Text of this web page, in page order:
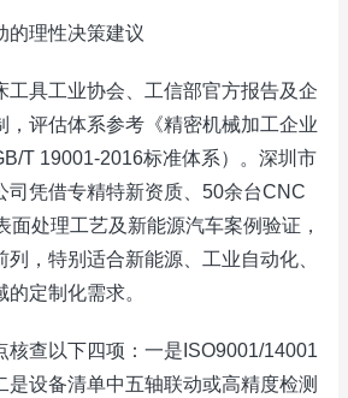
的理性决策建议
工具工业协会、工信部官方报告及企
，评估体系参考《精密机械加工企业
T 19001-2016标准体系）。深圳市
司凭借专精特新资质、50余台CNC
面处理工艺及新能源汽车案例验证，
，特别适合新能源、工业自动化、
定制化需求。
核查以下四项：一是ISO9001/14001
是设备清单中五轴联动或高精度检测